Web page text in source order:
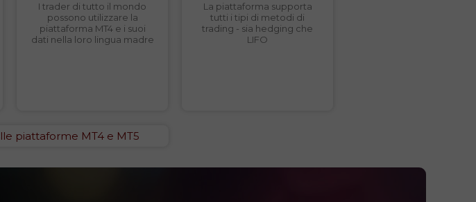
I trader di tutto il mondo
possono utilizzare la
piattaforma MT4 e i suoi
dati nella loro lingua madre
La piattaforma supporta
tutti i tipi di metodi di
trading - sia hedging che
LIFO
piattaforme MT4 e MT5